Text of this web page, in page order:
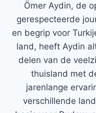
Ömer Aydin, de
gerespecteerde
en begrip voor
land, heeft Aydin
delen van de
thuisland met
jarenlange
verschillende